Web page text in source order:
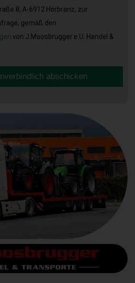
8, A-6912 Hörbranz, zur
gemäß den
von J.Moosbrugger e.U. Handel &
abschicken